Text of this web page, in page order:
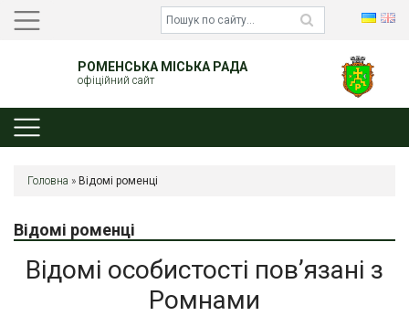
РОМЕНСЬКА МІСЬКА РАДА
офіційний сайт
Головна » Відомі роменці
Відомі роменці
Відомі особистості пов’язані з
Ромнами